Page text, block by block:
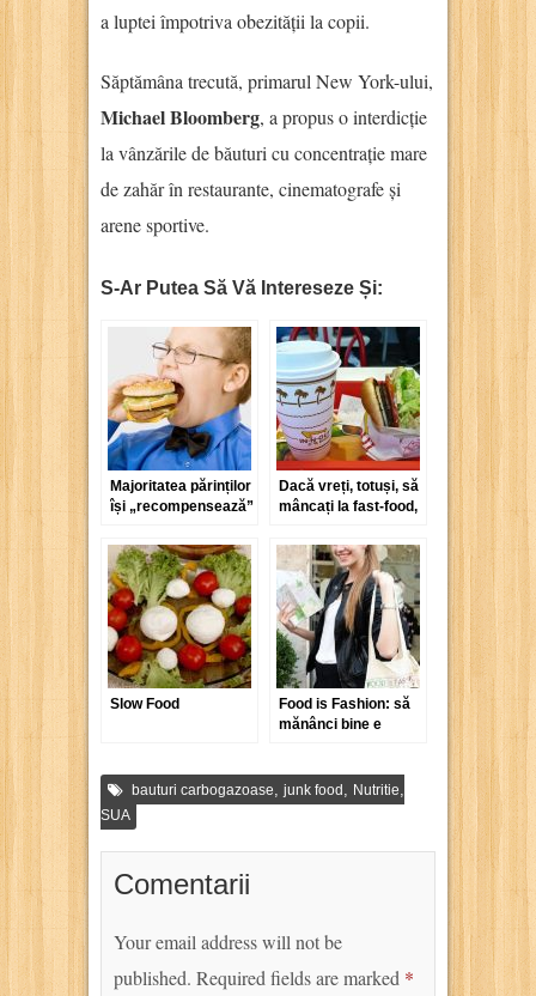
a luptei împotriva obezității la copii.
Săptămâna trecută, primarul New York-ului,
Michael Bloomberg, a propus o interdicție
la vânzările de băuturi cu concentrație mare
de zahăr în restaurante, cinematografe și
arene sportive.
S-Ar Putea Să Vă Intereseze Și:
Majoritatea părinților
își „recompensează”
nesănătoasă
Dacă vreți, totuși, să
mâncați la fast-food,
Slow Food
Food is Fashion: să
mănânci bine e
bauturi carbogazoase junk food Nutritie
SUA
Comentarii
Your email address will not be
published. Required fields are marked *